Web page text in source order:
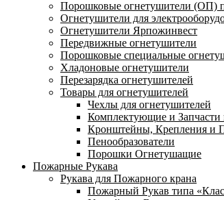
Порошковые огнетушители (ОП)
Огнетушители для
Огнетушители Ярпожинвест
Передвижные огнетушители
Порошковые специальные
Хладоновые огнетушители
Перезарядка огнетушителей
Товары для огнетушителей
Чехлы для огнетушителей
Комплектующие и
Кронштейны, Крепления и
Пенообразователи
Порошки Огнетушащие
Пожарные Рукава
Рукава для Пожарного крана
Пожарный Рукав типа